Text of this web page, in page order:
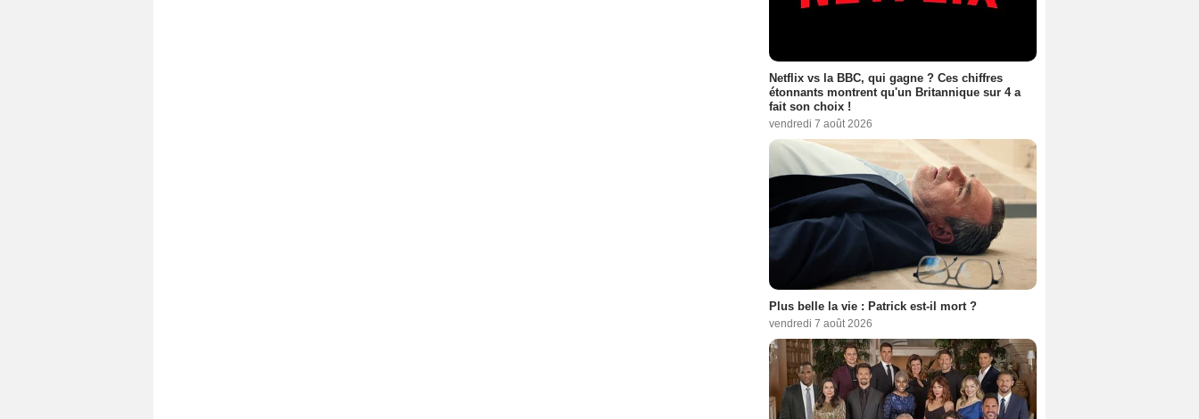
Netflix vs la BBC, qui gagne ? Ces chiffres
étonnants montrent qu'un Britannique sur 4 a
fait son choix !
vendredi 7 août 2026
Plus belle la vie : Patrick est-il mort ?
vendredi 7 août 2026